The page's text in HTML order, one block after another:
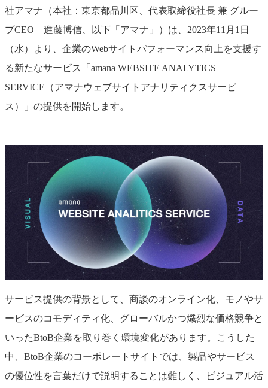
社アマナ（本社：東京都品川区、代表取締役社長 兼 グルー
プCEO 進藤博信、以下「アマナ」）は、2023年11月1日
（水）より、企業のWebサイトパフォーマンス向上を支援す
る新たなサービス「amana WEBSITE ANALYTICS
SERVICE（アマナウェブサイトアナリティクスサービ
ス）」の提供を開始します。
サービス提供の背景として、商談のオンライン化、モノやサ
ービスのコモディティ化、グローバルかつ熾烈な価格競争と
いったBtoB企業を取り巻く環境変化があります。こうした
中、BtoB企業のコーポレートサイトでは、製品やサービス
の優位性を言葉だけで説明することは難しく、ビジュアル活